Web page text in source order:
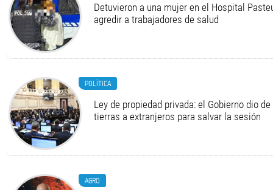
Detuvieron a una mujer en el Hospital
agredir a trabajadores de salud
POLÍTICA
Ley de propiedad privada: el Gobierno dio
tierras a extranjeros para salvar la sesión
AGRO